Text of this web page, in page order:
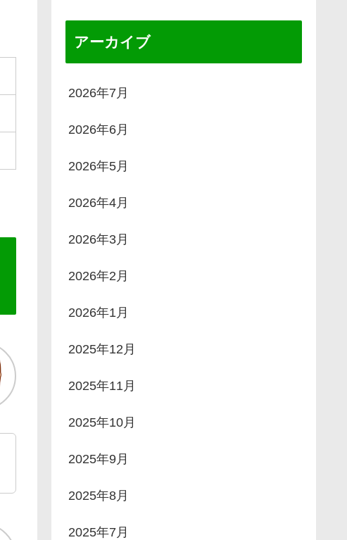
アーカイブ
2026年7月
2026年6月
2026年5月
2026年4月
2026年3月
2026年2月
2026年1月
2025年12月
2025年11月
2025年10月
2025年9月
2025年8月
2025年7月